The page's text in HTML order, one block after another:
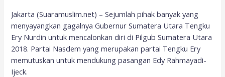
Jakarta (Suaramuslim.net) – Sejumlah pihak banyak yang
menyayangkan gagalnya Gubernur Sumatera Utara Tengku
Ery Nurdin untuk mencalonkan diri di Pilgub Sumatera Utara
2018. Partai Nasdem yang merupakan partai Tengku Ery
memutuskan untuk mendukung pasangan Edy Rahmayadi-
Ijeck.